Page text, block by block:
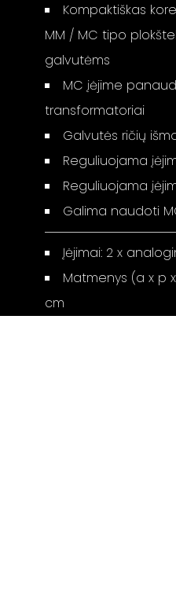
Kompaktiškas
MM / MC tipo
galvutėms
MC įėjime
transformatoriai
Galvutės ričių
Reguliuojama
Reguliuojama
Galima naudoti
Įėjimai: 2 x
Matmenys (a x p x
cm